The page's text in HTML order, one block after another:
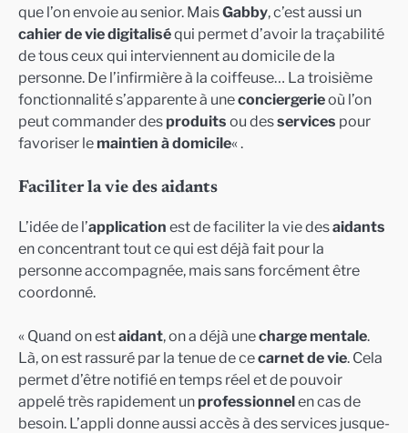
que l’on envoie au senior. MaisGabby, c’est aussi un
cahier de vie digitaliséqui permet d’avoir la traçabilité
de tous ceux qui interviennent au domicile de la
personne. De l’infirmière à la coiffeuse… La troisième
fonctionnalité s’apparente à uneconciergerieoù l’on
peut commander des produits ou desservices pour
favoriser le maintien à domicile« .
Faciliter la vie des aidants
L’idée de l’application est de faciliter la vie desaidants
en concentrant tout ce qui est déjà fait pour la
personne accompagnée, mais sans forcément être
coordonné.
« Quand on estaidant, on a déjà unecharge mentale.
Là, on est rassuré par la tenue de cecarnet de vie. Cela
permet d’être notifié en temps réel et de pouvoir
appelé très rapidement un professionnelen cas de
besoin. L’appli donne aussi accès à des services jusque-